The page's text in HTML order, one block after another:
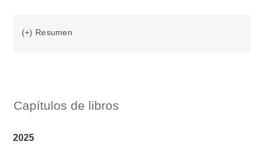
(+) Resumen
Capítulos de libros
2025